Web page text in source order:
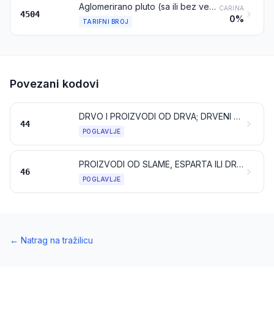
4504
Aglomerirano pluto (sa ili bez vezivnih tvari) i proizvodi od aglomeriranog pluta
TARIFNI BROJ
CARINA
0%
Povezani kodovi
44
DRVO I PROIZVODI OD DRVA; DRVENI UGLJEN
POGLAVLJE
46
PROIZVODI OD SLAME, ESPARTA ILI DRUGIH MATERIJALA ZA PLETARSTVO; KOŠARAČKI I PLETARSKI PROIZVODI
POGLAVLJE
← Natrag na tražilicu